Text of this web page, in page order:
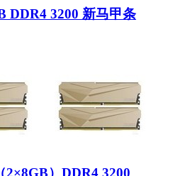
DDR4 3200 新马甲条